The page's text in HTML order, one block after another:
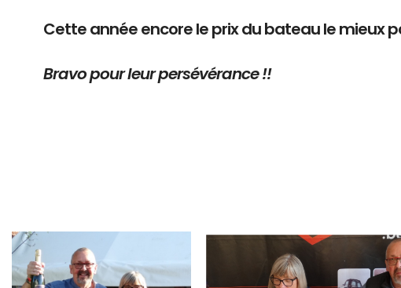
Cette année encore le prix du bateau le mieux
Bravo pour leur persévérance !!
Branding
ARMCHAIR
Branding